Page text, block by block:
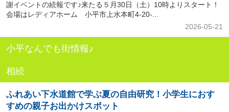
謝イベントの続報です♪来たる５月30日（土）10時よりスタート！
会場はレディアホーム 小平市上水本町4-20-...
2026-05-21
小平なんでも街情報♪
相続
ふれあい下水道館で学ぶ夏の自由研究！小学生におす
すめの親子お出かけスポット